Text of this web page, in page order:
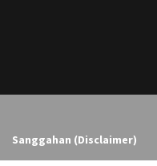
Sanggahan (Disclaimer)